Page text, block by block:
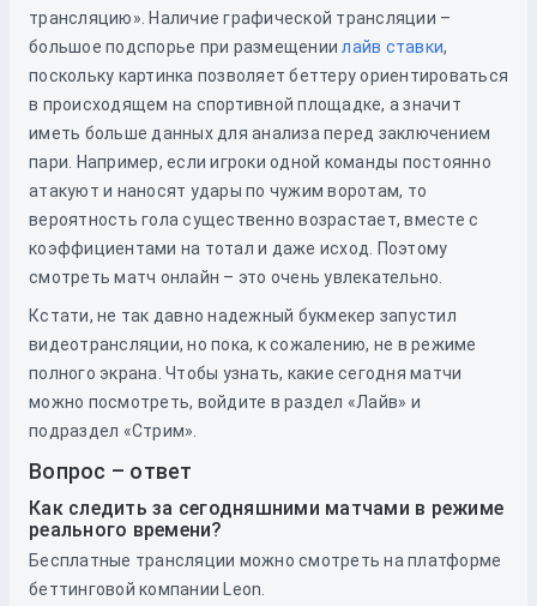
трансляцию». Наличие графической трансляции –
большое подспорье при размещениилайв ставки,
поскольку картинка позволяет беттеру ориентироваться
в происходящем на спортивной площадке, а значит
иметь больше данных для анализа перед заключением
пари. Например, если игроки одной команды постоянно
атакуют и наносят удары по чужим воротам, то
вероятность гола существенно возрастает, вместе с
коэффициентами на тотал и даже исход. Поэтому
смотреть матч онлайн – это очень увлекательно.
Кстати, не так давно надежный букмекер запустил
видеотрансляции, но пока, к сожалению, не в режиме
полного экрана. Чтобы узнать, какие сегодня матчи
можно посмотреть, войдите в раздел «Лайв» и
подраздел «Стрим».
Вопрос – ответ
Как следить за сегодняшними матчами в режиме
реального времени?
Бесплатные трансляции можно смотреть на платформе
беттинговой компании Leon.